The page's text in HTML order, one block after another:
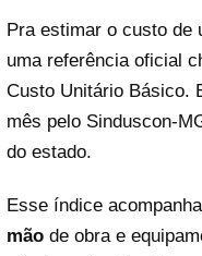
Pra estimar o custo de
uma referência oficial
Custo Unitário Básico.
mês pelo Sinduscon-
do estado.
Esse índice
mão de obra e